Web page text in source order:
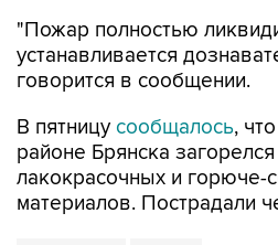
"Пожар полностью
устанавливается
говорится в сообщении.
В пятницу сообщалось,
районе Брянска
лакокрасочных и горюче-
материалов. Пострадали